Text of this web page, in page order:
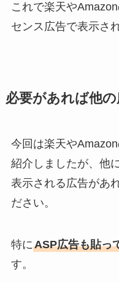
これで楽天や
センス広告で表示さ
必要があれば他
今回は楽天や
紹介しましたが、他
表示される広告があ
ださい。
特にASP広告も貼っ
す。